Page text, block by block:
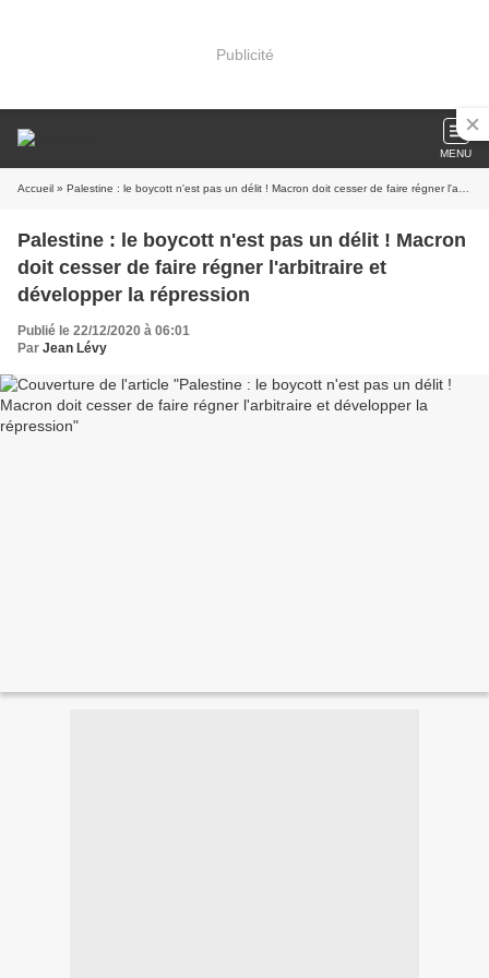
Publicité
MENU
Accueil » Palestine : le boycott n'est pas un délit ! Macron doit cesser de faire régner l'arbitraire et développer la répression
Palestine : le boycott n'est pas un délit ! Macron
doit cesser de faire régner l'arbitraire et
développer la répression
Publié le 22/12/2020 à 06:01
Par Jean Lévy